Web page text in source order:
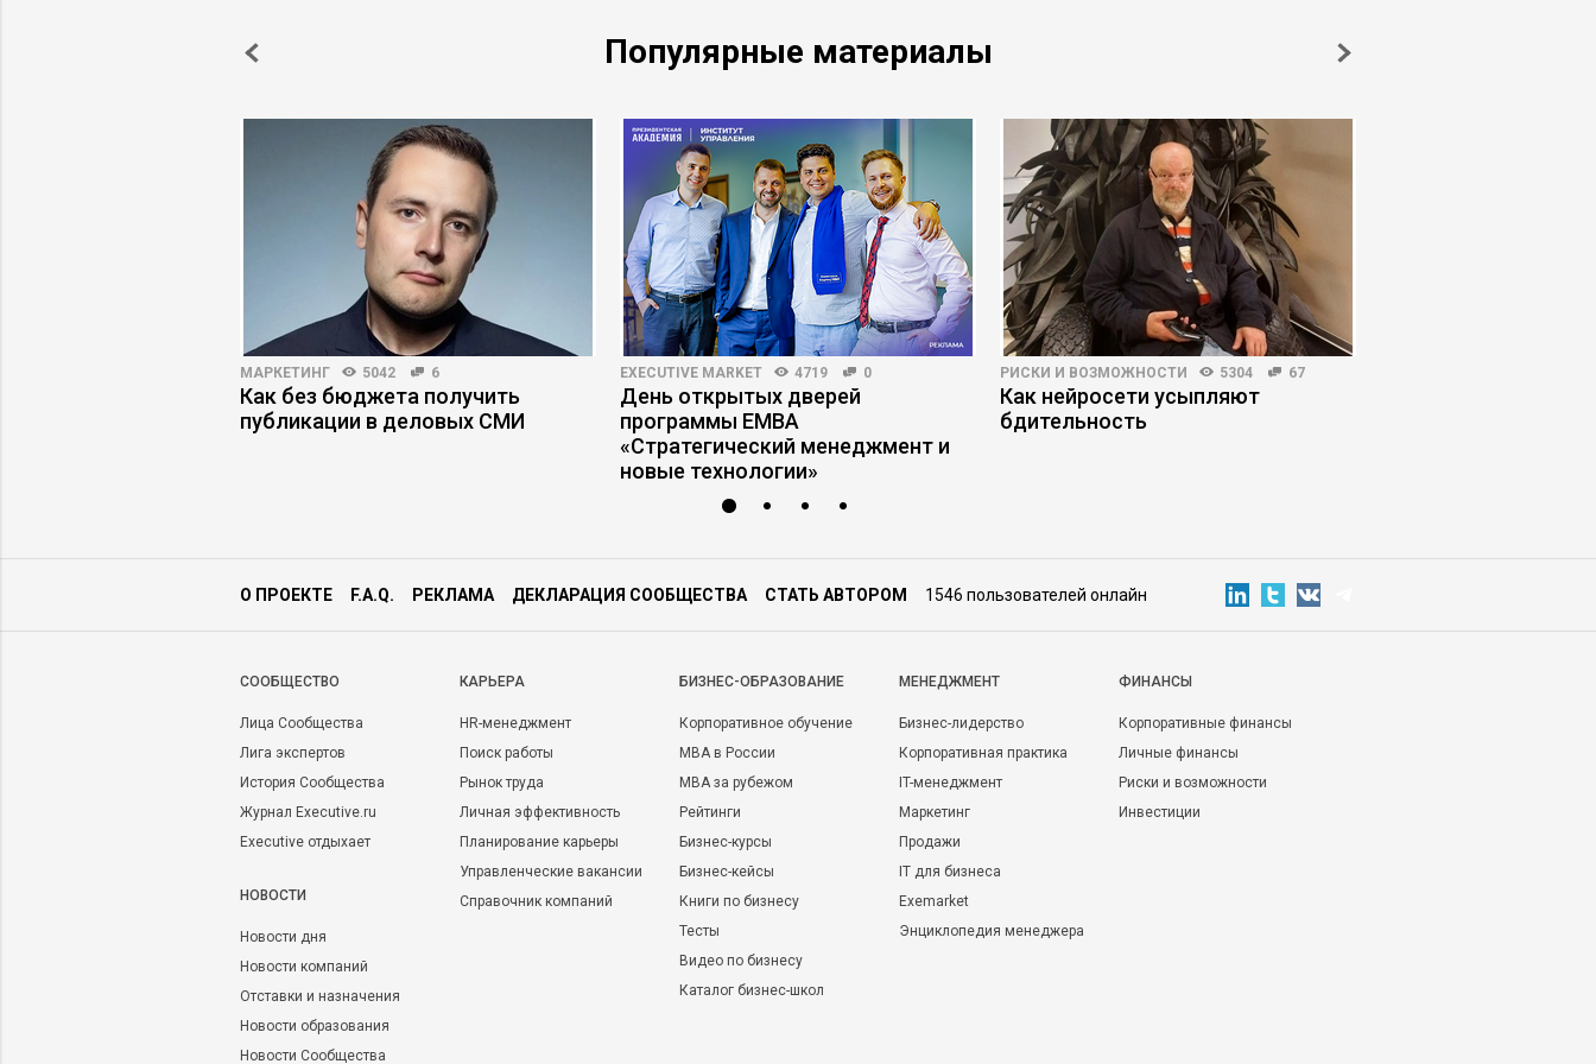
Популярные материалы
МАРКЕТИНГ 5042 6
Как без бюджета получить
публикации в деловых СМИ
EXECUTIVE MARKET 4719 0
День открытых дверей
программы ЕМВА
«Стратегический менеджмент и
новые технологии»
РИСКИ И ВОЗМОЖНОСТИ 5304 67
Как нейросети усыпляют
бдительность
О ПРОЕКТЕ F.A.Q. РЕКЛАМА ДЕКЛАРАЦИЯ СООБЩЕСТВА СТАТЬ АВТОРОМ 1546 пользователей онлайн
CООБЩЕСТВО
Лица Сообщества
Лига экспертов
История Сообщества
Журнал Executive.ru
Executive отдыхает
НОВОСТИ
Новости дня
Новости компаний
Отставки и назначения
Новости образования
Новости Сообщества
КАРЬЕРА
HR-менеджмент
Поиск работы
Рынок труда
Личная эффективность
Планирование карьеры
Управленческие вакансии
Справочник компаний
БИЗНЕС-ОБРАЗОВАНИЕ
Корпоративное обучение
MBA в России
MBA за рубежом
Рейтинги
Бизнес-курсы
Бизнес-кейсы
Книги по бизнесу
Тесты
Видео по бизнесу
Каталог бизнес-школ
МЕНЕДЖМЕНТ
Бизнес-лидерство
Корпоративная практика
IT-менеджмент
Маркетинг
Продажи
IT для бизнеса
Exemarket
Энциклопедия менеджера
ФИНАНСЫ
Корпоративные финансы
Личные финансы
Риски и возможности
Инвестиции